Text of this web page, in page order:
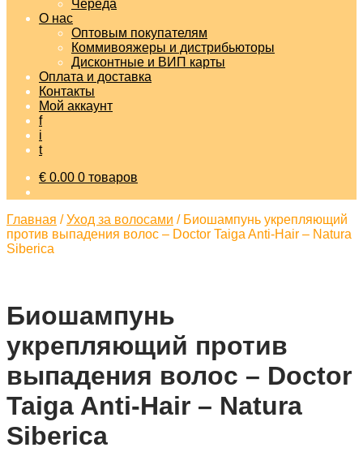
Череда
О нас
Оптовым покупателям
Коммивояжеры и дистрибьюторы
Дисконтные и ВИП карты
Оплата и доставка
Контакты
Мой аккаунт
f
i
t
€ 0.00 0 товаров
Главная /Уход за волосами / Биошампунь укрепляющий
против выпадения волос – Doctor Taiga Anti-Hair – Natura
Siberica
Биошампунь
укрепляющий против
выпадения волос – Doctor
Taiga Anti-Hair – Natura
Siberica